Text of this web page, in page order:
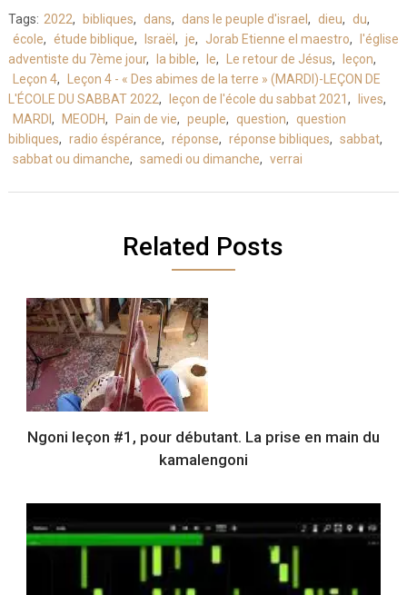
Tags: 2022, bibliques, dans, dans le peuple d'israel , dieu, du,
école, étude biblique, Israël , je, Jorab Etienne el maestro,
l'église
adventiste du 7ème jour, la bible, le, Le retour de Jésus, leçon,
Leçon 4,
Leçon 4 - « Des abimes de la terre » (MARDI)-LEÇON DE
L'ÉCOLE DU SABBAT 2022, leçon de l'école du sabbat 2021 , lives,
MARDI , MEODH, Pain de vie, peuple, question, question
bibliques, radio éspérance, réponse, réponse bibliques, sabbat,
sabbat ou dimanche, samedi ou dimanche, verrai
Related Posts
Ngoni leçon #1, pour débutant. La prise en main du
kamalengoni